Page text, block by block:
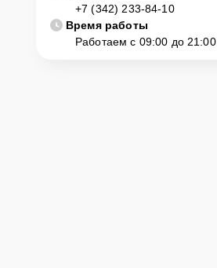
+7 (342) 233-84-10
Время работы
Работаем с 09:00 до 21:00